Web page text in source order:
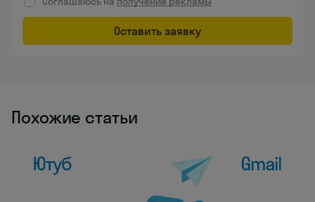
Оставить заявку
Похожие статьи